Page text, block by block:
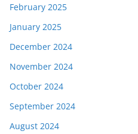
February 2025
January 2025
December 2024
November 2024
October 2024
September 2024
August 2024